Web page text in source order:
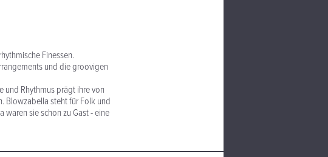
Finessen.
und die groovigen
und Rhythmus prägt ihre von
Blowzabella steht für Folk und
waren sie schon zu Gast - eine